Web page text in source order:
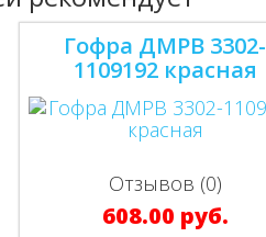
Гофра ДМРВ 3302-
1109192 красная
Отзывов (0)
608.00 руб.